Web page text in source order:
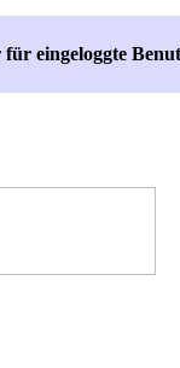
eingeloggte